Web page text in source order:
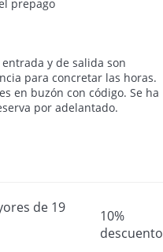
prepago
y de salida son
para concretar las horas.
en buzón con código. Se ha
por adelantado.
de 19
10%
descuento